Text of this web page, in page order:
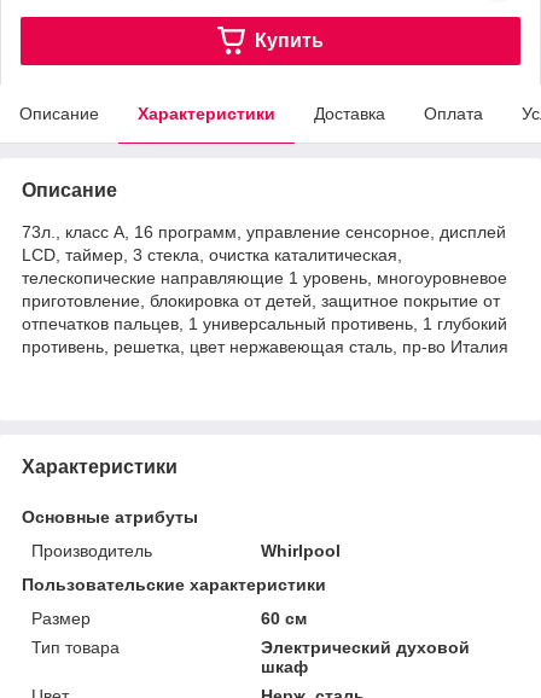
Купить
Описание Характеристики Доставка Оплата
Описание
73л., класс А, 16 программ, управление сенсорное, дисплей
LCD, таймер, 3 стекла, очистка каталитическая,
телескопические направляющие 1 уровень, многоуровневое
приготовление, блокировка от детей, защитное покрытие от
отпечатков пальцев, 1 универсальный противень, 1 глубокий
противень, решетка, цвет нержавеющая сталь, пр-во Италия
Характеристики
Основные атрибуты
Производитель
Whirlpool
Пользовательские характеристики
Размер
60 см
Тип товара
Электрический духовой
шкаф